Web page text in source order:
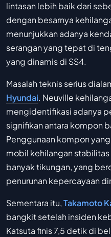
lintasan lebih baik dari
dengan besarnya
menunjukkan adanya
serangan yang tepat di
yang dinamis di SS4.
Masalah teknis serius
Hyundai. Neuville
mengidentifikasi adanya
signifikan antara kompon
Penggunaan kompon
mobil kehilangan
banyak tikungan, yang
penurunan kepercayaan
Sementara itu,Takamoto
bangkit setelah insiden
Katsuta finis 7,5 detik di